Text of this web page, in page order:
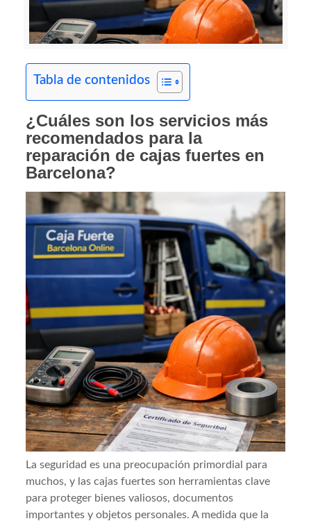
Tabla de contenidos
¿Cuáles son los servicios más
recomendados para la
reparación de cajas fuertes en
Barcelona?
La seguridad es una preocupación primordial para
muchos, y las cajas fuertes son herramientas clave
para proteger bienes valiosos, documentos
importantes y objetos personales. A medida que la